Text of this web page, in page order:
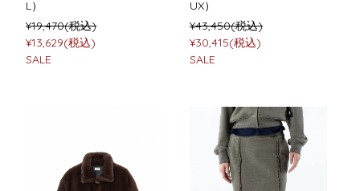
L）
¥19,470(税込)
¥13,629(税込)
SALE
UX）
¥43,450(税込)
¥30,415(税込)
SALE